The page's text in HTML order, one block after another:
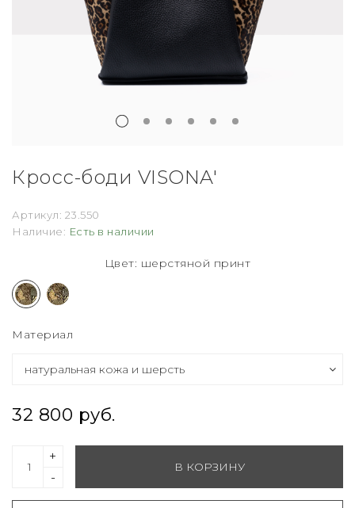
Кросс-боди VISONA'
Артикул: 23.550
Наличие: Есть в наличии
Цвет: шерстяной принт
Материал
32 800 руб.
-
+
В КОРЗИНУ